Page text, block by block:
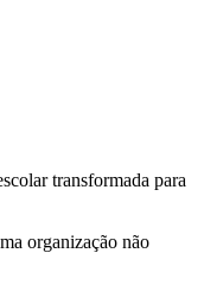
transformada para
organização não